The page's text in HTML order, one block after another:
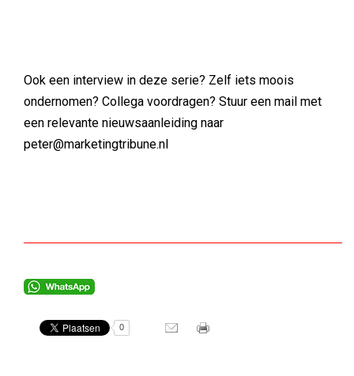
Ook een interview in deze serie? Zelf iets moois
ondernomen? Collega voordragen? Stuur een mail met
een relevante nieuwsaanleiding naar
peter@marketingtribune.nl
0